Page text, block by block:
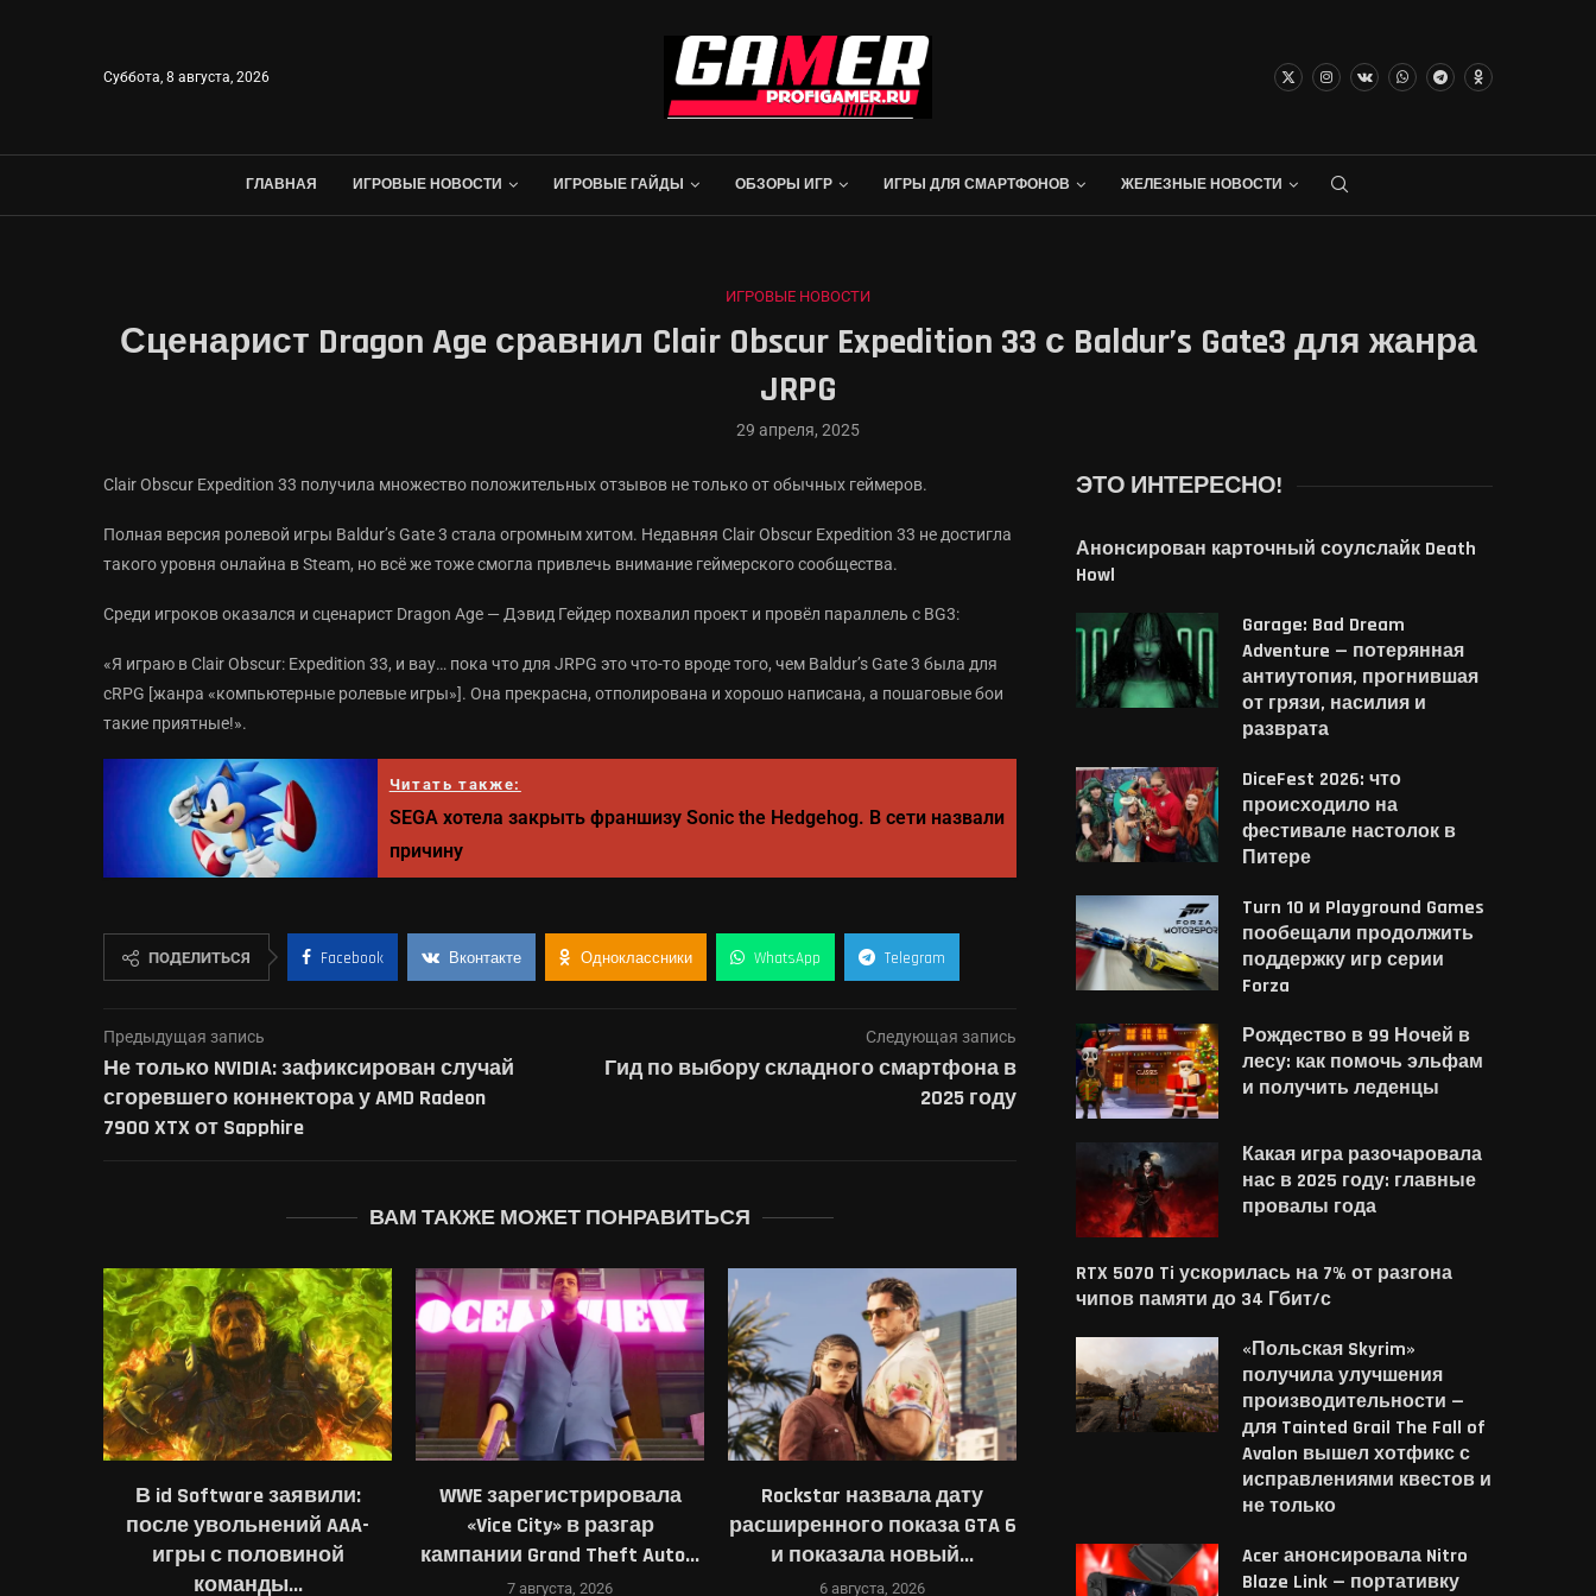
Суббота, 8 августа, 2026
ГЛАВНАЯ ИГРОВЫЕ НОВОСТИ ИГРОВЫЕ ГАЙДЫ ОБЗОРЫ ИГР ИГРЫ ДЛЯ СМАРТФОНОВ ЖЕЛЕЗНЫЕ НОВОСТИ
ИГРОВЫЕ НОВОСТИ
Сценарист Dragon Age сравнил Clair Obscur Expedition 33 с Baldur’s Gate3 для жанра
JRPG
29 апреля, 2025
Clair Obscur Expedition 33 получила множество положительных отзывов не только от обычных геймеров.
Полная версия ролевой игры Baldur’s Gate 3 стала огромным хитом. Недавняя Clair Obscur Expedition 33 не достигла
такого уровня онлайна в Steam, но всё же тоже смогла привлечь внимание геймерского сообщества.
Среди игроков оказался и сценарист Dragon Age — Дэвид Гейдер похвалил проект и провёл параллель с BG3:
«Я играю в Clair Obscur: Expedition 33, и вау… пока что для JRPG это что-то вроде того, чем Baldur’s Gate 3 была для
cRPG [жанра «компьютерные ролевые игры»]. Она прекрасна, отполирована и хорошо написана, а пошаговые бои
такие приятные!».
Читать также:
SEGA хотела закрыть франшизу Sonic the Hedgehog. В сети назвали
причину
ПОДЕЛИТЬСЯ Facebook Вконтакте Одноклассники WhatsApp Telegram
Предыдущая запись
Не только NVIDIA: зафиксирован случай
сгоревшего коннектора у AMD Radeon
7900 XTX от Sapphire
Следующая запись
Гид по выбору складного смартфона в
2025 году
ВАМ ТАКЖЕ МОЖЕТ ПОНРАВИТЬСЯ
WWE зарегистрировала
«Vice City» в разгар
кампании Grand Theft Auto...
7 августа, 2026
Rockstar назвала дату
расширенного показа GTA 6
и показала новый...
6 августа, 2026
System Shock Remake, Blood
West, Wolfenstein 2: The New
Colossus...
5 августа, 2026
В новом трейлере Aliens:
класс «Охотник»
4 августа, 2026
единственного чеха
перевёл...
ЭТО ИНТЕРЕСНО!
Анонсирован карточный соулслайк Death
Howl
Garage: Bad Dream
Adventure — потерянная
антиутопия, прогнившая
от грязи, насилия и
разврата
DiceFest 2026: что
происходило на
фестивале настолок в
Питере
Turn 10 и Playground Games
пообещали продолжить
поддержку игр серии
Forza
Рождество в 99 Ночей в
лесу: как помочь эльфам
и получить леденцы
Какая игра разочаровала
нас в 2025 году: главные
провалы года
RTX 5070 Ti ускорилась на 7% от разгона
чипов памяти до 34 Гбит/с
«Польская Skyrim»
получила улучшения
производительности —
для Tainted Grail The Fall of
Avalon вышел хотфикс с
исправлениями квестов и
не только
Acer анонсировала Nitro
Blaze Link — портативку